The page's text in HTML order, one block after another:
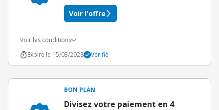
Voir l'offre
Voir les conditions
Expire le 15/03/2028
Vérifié
BON PLAN
Divisez votre paiement en 4